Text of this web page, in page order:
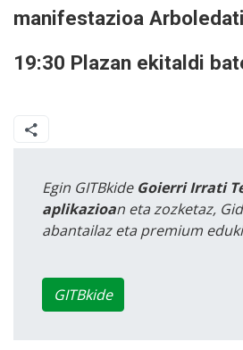
manifestazioa
19:30 Plazan ekitaldi
Egin GITBkide Goierri Irrati
aplikazioan eta zozketaz,
abantailaz eta premium
GITBkide